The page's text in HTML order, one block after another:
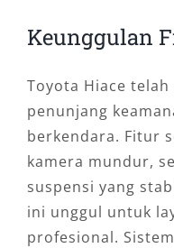
Keunggulan
Toyota Hiace
penunjang
berkendara. Fitur
kamera mundur,
suspensi yang
ini unggul untuk
profesional.